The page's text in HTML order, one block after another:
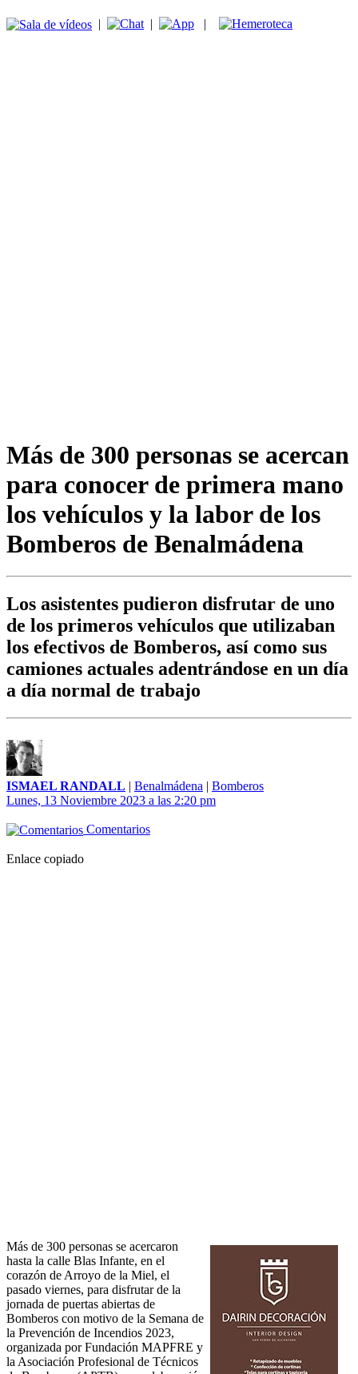
| | |
Más de 300 personas se acercan
para conocer de primera mano
los vehículos y la labor de los
Bomberos de Benalmádena
Los asistentes pudieron disfrutar de uno
de los primeros vehículos que utilizaban
los efectivos de Bomberos, así como sus
camiones actuales adentrándose en un día
a día normal de trabajo
ISMAEL RANDALL | Benalmádena | Bomberos
Lunes, 13 Noviembre 2023 a las 2:20 pm
Comentarios
Enlace copiado
Más de 300 personas se acercaron
hasta la calle Blas Infante, en el
corazón de Arroyo de la Miel, el
pasado viernes, para disfrutar de la
jornada de puertas abiertas de
Bomberos con motivo de la Semana de
la Prevención de Incendios 2023,
organizada por Fundación MAPFRE y
la Asociación Profesional de Técnicos